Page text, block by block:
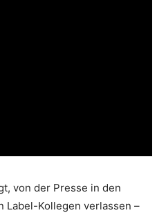
von der Presse in den
Label-Kollegen verlassen –